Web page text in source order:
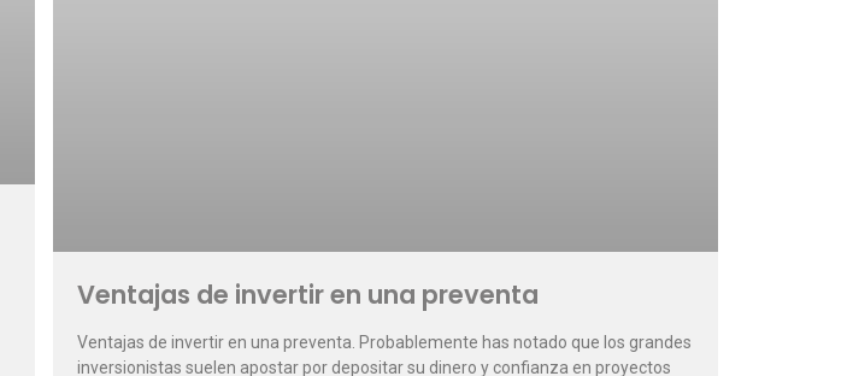
Ventajas de invertir en una preventa
Ventajas de invertir en una preventa. Probablemente has notado que los grandes
inversionistas suelen apostar por depositar su dinero y confianza en proyectos